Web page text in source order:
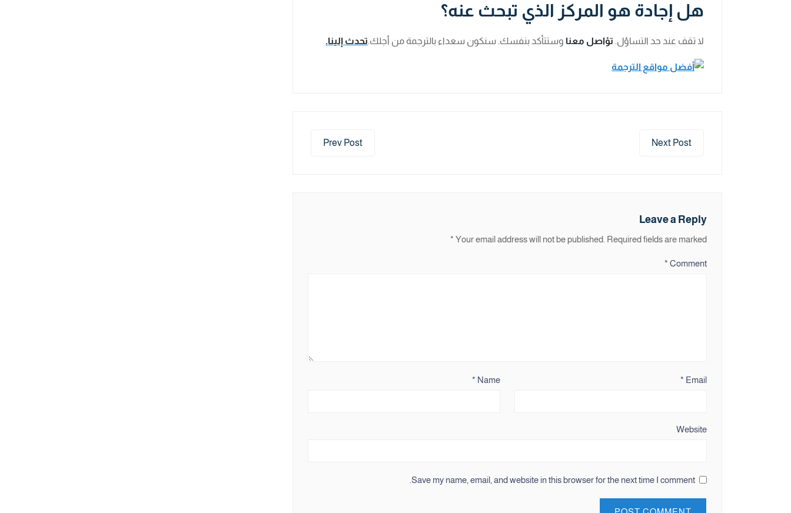
هل إجادة هو المركز الذي تبحث عنه؟
لا تقف عند حد التساؤل. تؤاصل معنا وستتأكد بنفسك. سنكون سعداء بالترجمة من أجلك.تحدث إلينا.
Prev Post Next Post
Leave a Reply
Your email address will not be published. Required fields are marked
*
Comment
*
Name
* Email
*
Website
Save my name, email, and website in this browser for the next time I comment.